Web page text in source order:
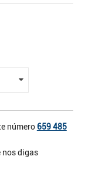
número 659 485
nos digas